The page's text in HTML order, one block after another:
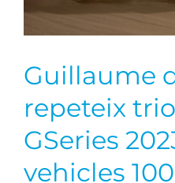
Guillaume
repeteix
GSeries
vehicles